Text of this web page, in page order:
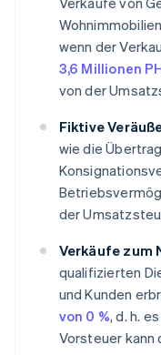
wenn der
3,6 Millionen
von der
Fiktive
wie die
der
Verkäufe zum
qualifizierten
und Kunden
von 0 %, d. h.
Vorsteuer